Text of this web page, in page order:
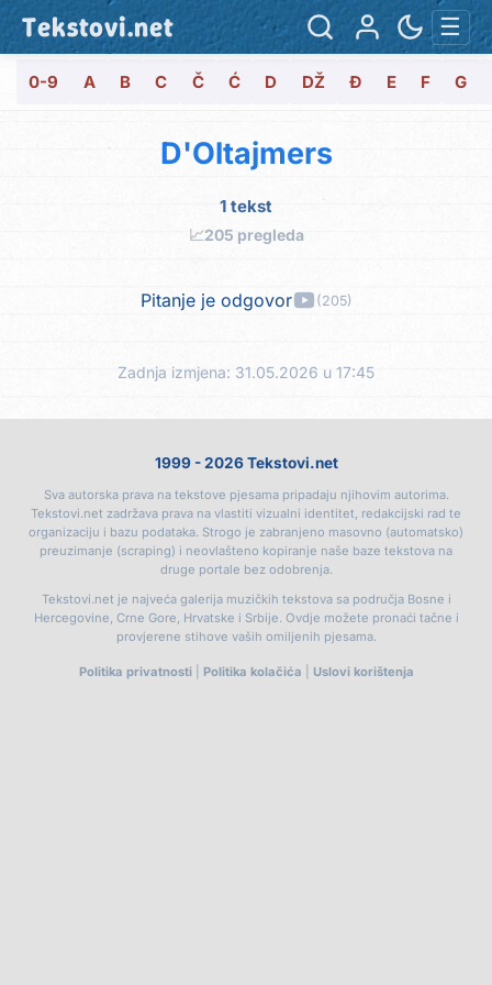
Tekstovi.net ☰
0-9 A B C Č Ć D DŽ Đ E F G
D'Oltajmers
1 tekst
📈205 pregleda
Pitanje je odgovor (205)
Zadnja izmjena: 31.05.2026 u 17:45
1999 - 2026 Tekstovi.net
Sva autorska prava na tekstove pjesama pripadaju njihovim autorima.
Tekstovi.net zadržava prava na vlastiti vizualni identitet, redakcijski rad te
organizaciju i bazu podataka. Strogo je zabranjeno masovno (automatsko)
preuzimanje (scraping) i neovlašteno kopiranje naše baze tekstova na
druge portale bez odobrenja.
Tekstovi.net je najveća galerija muzičkih tekstova sa područja Bosne i
Hercegovine, Crne Gore, Hrvatske i Srbije. Ovdje možete pronaći tačne i
provjerene stihove vaših omiljenih pjesama.
Politika privatnosti| Politika kolačića Uslovi korištenja